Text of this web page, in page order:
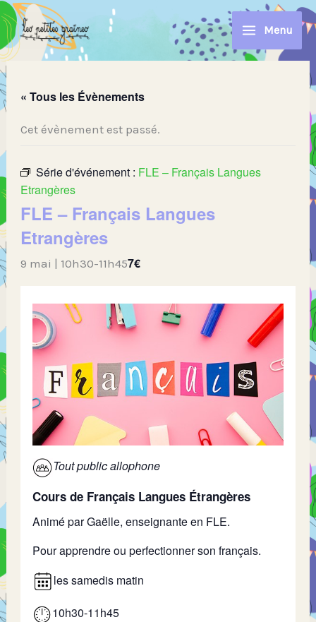
Aller
au
contenu
Menu
« Tous les Évènements
Cet évènement est passé.
Série d'événement : FLE – Français Langues
Etrangères
FLE – Français Langues
Etrangères
9 mai | 10h30-11h457€
Tout public allophone
Cours de Français Langues Étrangères
Animé par Gaëlle, enseignante en FLE.
Pour apprendre ou perfectionner son français.
les samedis matin
10h30-11h45